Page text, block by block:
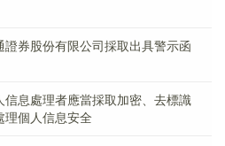
證券股份有限公司採取出具警示函
信息處理者應當採取加密、去標識
理個人信息安全